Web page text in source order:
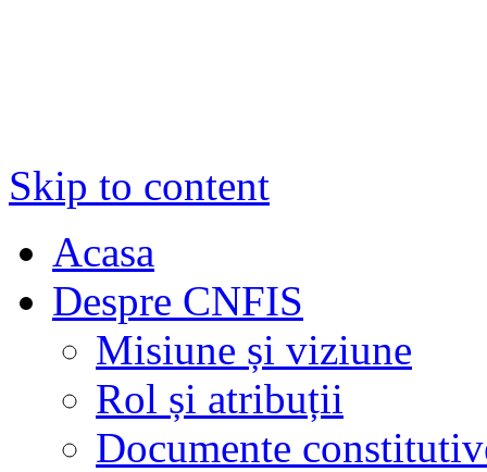
Skip to content
Acasa
Despre CNFIS
Misiune și viziune
Rol și atribuții
Documente